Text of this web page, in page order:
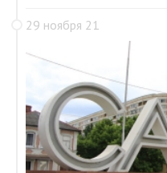
29 ноября 21